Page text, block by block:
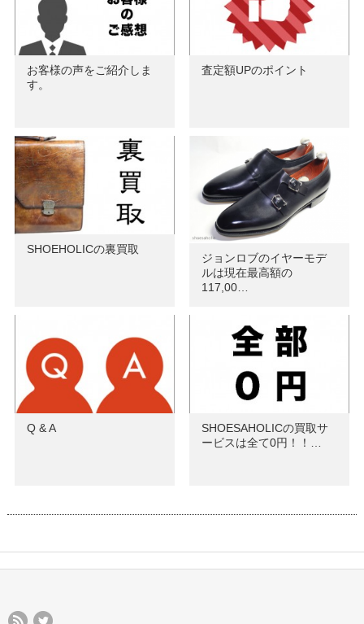
お客様の声をご紹介しま
す。
査定額UPのポイント
SHOEHOLICの裏買取
ジョンロブのイヤーモデ
ルは現在最高額の
117,00…
Q & A
SHOESAHOLICの買取サ
ービスは全て0円！！…